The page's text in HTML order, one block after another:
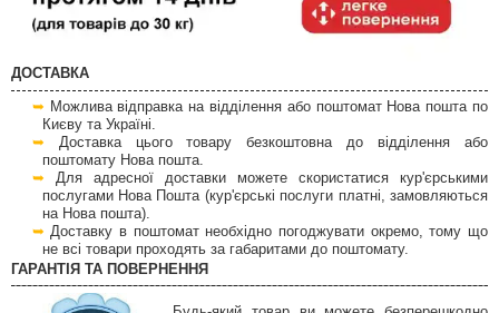
ДОСТАВКА
Можлива відправка на відділення або поштомат Нова пошта по
Києву та Україні.
Доставка цього товару безкоштовна до відділення або
поштомату Нова пошта.
Для адресної доставки можете скористатися кур'єрськими
послугами Нова Пошта (кур'єрські послуги платні, замовляються
на Нова пошта).
Доставку в поштомат необхідно погоджувати окремо, тому що
не всі товари проходять за габаритами до поштомату.
ГАРАНТІЯ ТА ПОВЕРНЕННЯ